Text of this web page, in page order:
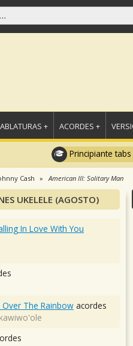
+ ACORDES +
Principiante tabs
Cash American III: Solitary Man
UKELELE (AGOSTO)
In Love With You
The Rainbow acordes